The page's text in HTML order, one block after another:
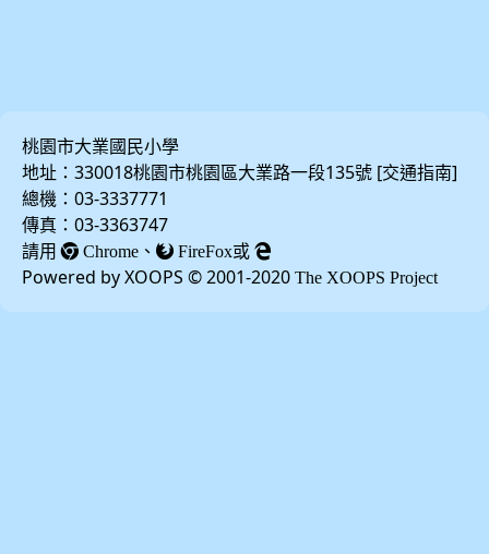
桃園市大業國民小學
地址：330018桃園市桃園區大業路一段135號 [交通指南]
總機：03-3337771
傳真：03-3363747
請用
Chrome 、 FireFox或
Powered by XOOPS © 2001-2020 The XOOPS Project